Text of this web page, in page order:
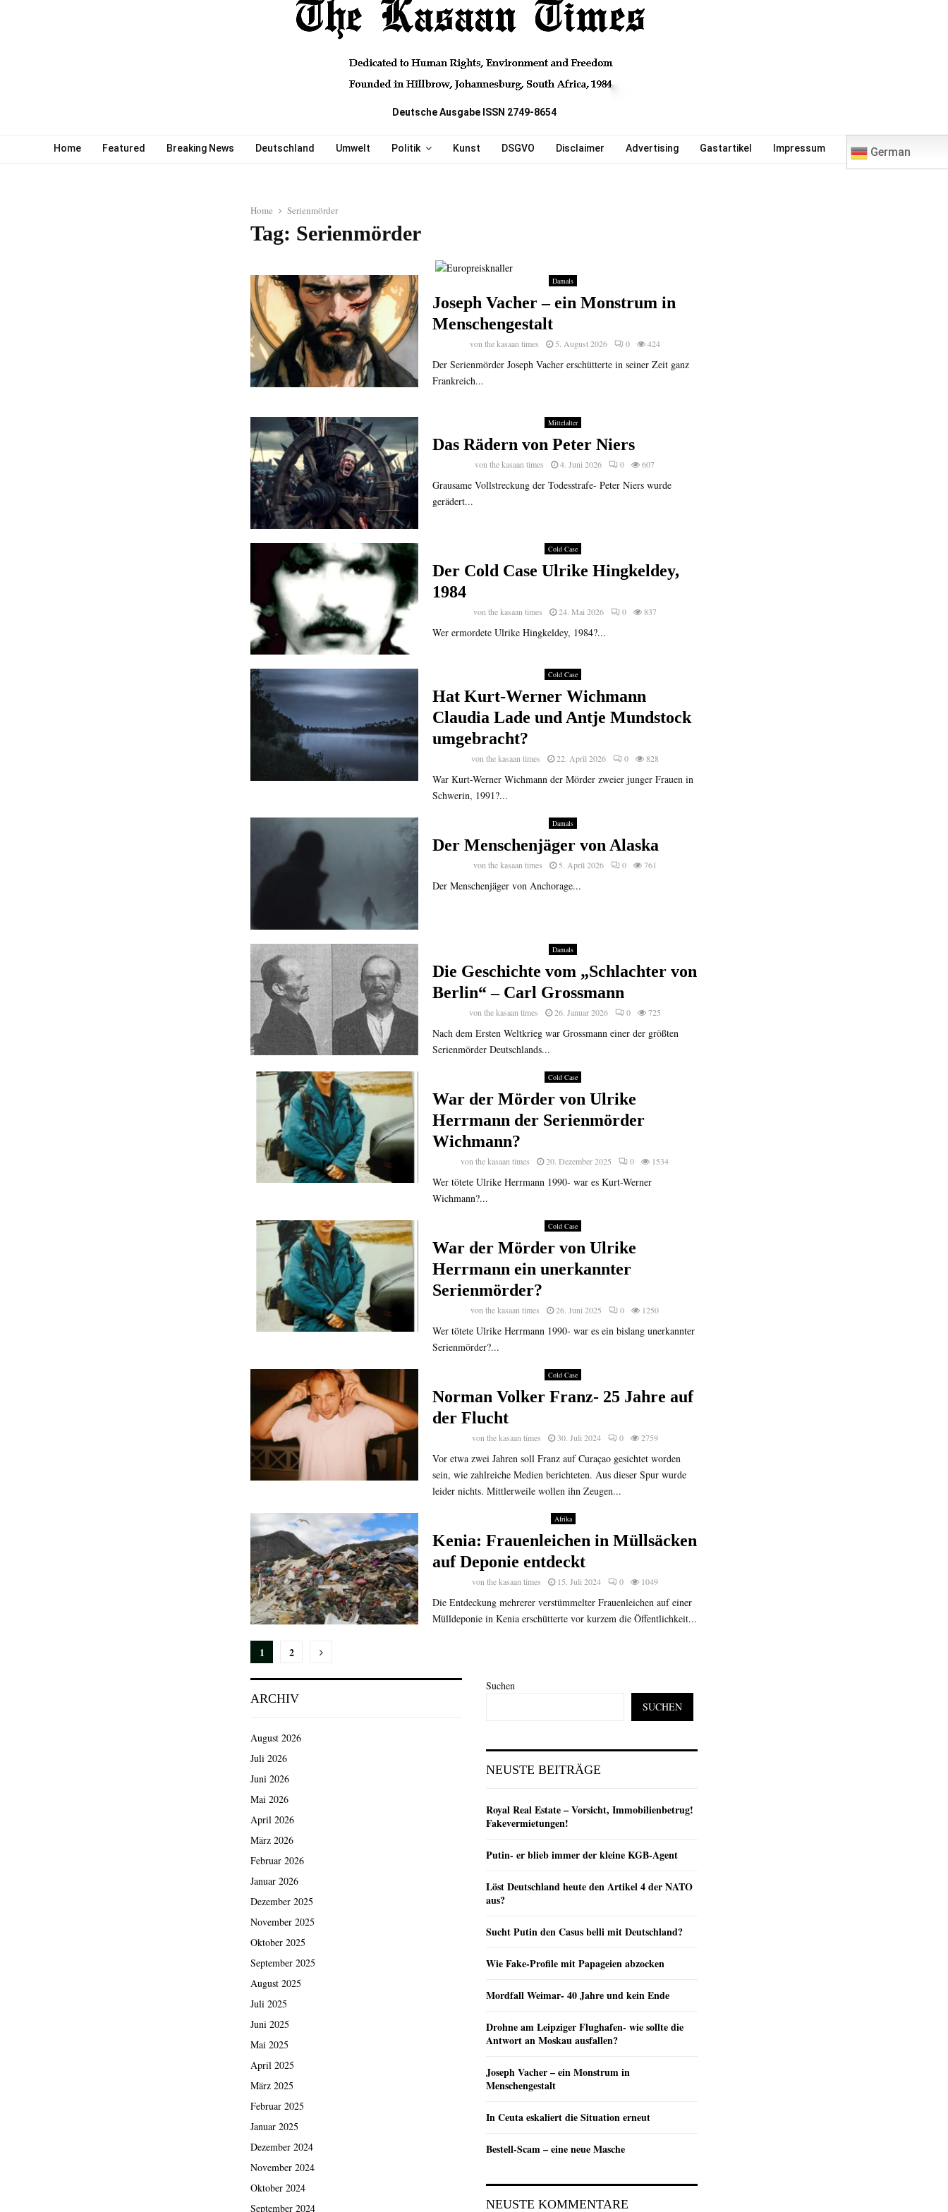
Deutsche Ausgabe ISSN 2749-8654
Home Featured Breaking News Deutschland Umwelt Politik Kunst DSGVO Disclaimer Advertising Gastartikel Impressum German
Home Serienmörder
Tag: Serienmörder
Damals
Joseph Vacher – ein Monstrum in
Menschengestalt
vonthe kasaan times 5. August 2026 0 424
Der Serienmörder Joseph Vacher erschütterte in seiner Zeit ganz
Frankreich...
Mittelalter
Das Rädern von Peter Niers
vonthe kasaan times 4. Juni 2026 0 607
Grausame Vollstreckung der Todesstrafe- Peter Niers wurde
gerädert...
Cold Case
Der Cold Case Ulrike Hingkeldey,
1984
von the kasaan times 24. Mai 2026 0 837
Wer ermordete Ulrike Hingkeldey, 1984?...
Cold Case
Hat Kurt-Werner Wichmann
Claudia Lade und Antje Mundstock
umgebracht?
vonthe kasaan times 22. April 2026 0 828
War Kurt-Werner Wichmann der Mörder zweier junger Frauen in
Schwerin, 1991?...
Damals
Der Menschenjäger von Alaska
vonthe kasaan times 5. April 2026 0 761
Der Menschenjäger von Anchorage...
Damals
Die Geschichte vom „Schlachter von
Berlin“ – Carl Grossmann
von the kasaan times 26. Januar 2026 0 725
Nach dem Ersten Weltkrieg war Grossmann einer der größten
Serienmörder Deutschlands...
Cold Case
War der Mörder von Ulrike
Herrmann der Serienmörder
Wichmann?
vonthe kasaan times 20. Dezember 2025 0 1534
Wer tötete Ulrike Herrmann 1990- war es Kurt-Werner
Wichmann?...
Cold Case
War der Mörder von Ulrike
Herrmann ein unerkannter
Serienmörder?
vonthe kasaan times 26. Juni 2025 0 1250
Wer tötete Ulrike Herrmann 1990- war es ein bislang unerkannter
Serienmörder?...
Cold Case
Norman Volker Franz- 25 Jahre auf
der Flucht
von the kasaan times 30. Juli 2024 0 2759
Vor etwa zwei Jahren soll Franz auf Curaçao gesichtet worden
sein, wie zahlreiche Medien berichteten. Aus dieser Spur wurde
leider nichts. Mittlerweile wollen ihn Zeugen...
Afrika
Kenia: Frauenleichen in Müllsäcken
auf Deponie entdeckt
von the kasaan times 15. Juli 2024 0 1049
Die Entdeckung mehrerer verstümmelter Frauenleichen auf einer
Mülldeponie in Kenia erschütterte vor kurzem die Öffentlichkeit...
Seitennummerierung
der
Beiträge
1 2
ARCHIV
August 2026
Juli 2026
Juni 2026
Mai 2026
April 2026
März 2026
Februar 2026
Januar 2026
Dezember 2025
November 2025
Oktober 2025
September 2025
August 2025
Juli 2025
Juni 2025
Mai 2025
April 2025
März 2025
Februar 2025
Januar 2025
Dezember 2024
November 2024
Oktober 2024
September 2024
Suchen
SUCHEN
NEUSTE BEITRÄGE
Royal Real Estate – Vorsicht, Immobilienbetrug!
Fakevermietungen!
Putin- er blieb immer der kleine KGB-Agent
Löst Deutschland heute den Artikel 4 der NATO
aus?
Sucht Putin den Casus belli mit Deutschland?
Wie Fake-Profile mit Papageien abzocken
Mordfall Weimar- 40 Jahre und kein Ende
Drohne am Leipziger Flughafen- wie sollte die
Antwort an Moskau ausfallen?
Joseph Vacher – ein Monstrum in
Menschengestalt
In Ceuta eskaliert die Situation erneut
Bestell-Scam – eine neue Masche
NEUSTE KOMMENTARE